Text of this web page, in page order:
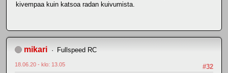
kivempaa kuin katsoa radan kuivumista.
mikari Fullspeed RC
#32
18.06.20 - klo: 13.05